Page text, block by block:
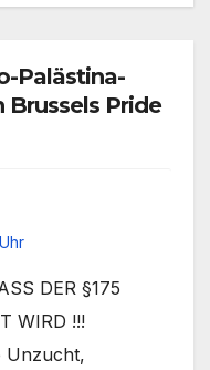
Palästina-
Pride
DER §175
WIRD !!!
Unzucht,